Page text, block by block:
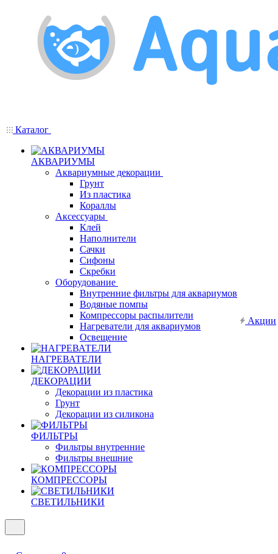
Каталог
АКВАРИУМЫ
Аквариумные декорации
Грунт
Из пластика
Кораллы
Аксессуары
Клей
Наполнители
Сачки
Сифоны
Скребки
Оборудование
Внутренние фильтры для аквариумов
Водяные помпы
Компрессоры распылители
Нагреватели для аквариумов
Освещение
НАГРЕВАТЕЛИ
ДЕКОРАЦИИ
Декорации из пластика
Грунт
Декорации из силикона
ФИЛЬТРЫ
Фильтры внутренние
Фильтры внешние
КОМПРЕССОРЫ
СВЕТИЛЬНИКИ
Акции